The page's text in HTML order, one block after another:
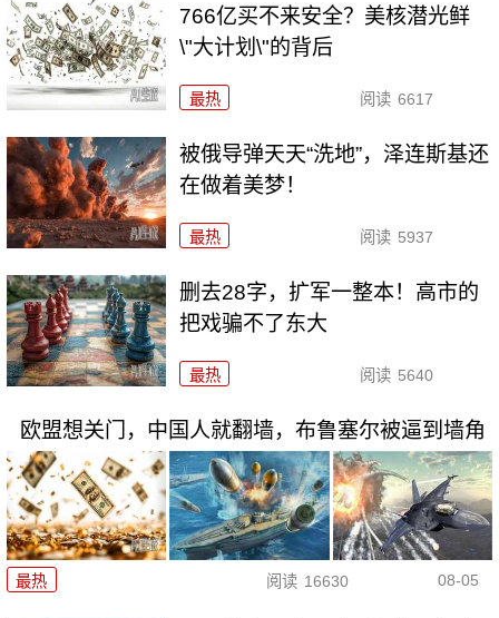
766亿买不来安全？美核潜光鲜
\"大计划\"的背后
最热 阅读 6617
被俄导弹天天“洗地”，泽连斯基还
在做着美梦！
最热 阅读 5937
删去28字，扩军一整本！高市的
把戏骗不了东大
最热 阅读 5640
欧盟想关门，中国人就翻墙，布鲁塞尔被逼到墙角
最热 阅读 16630 08-05